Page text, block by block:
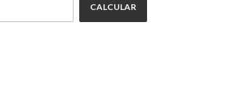
CALCULAR